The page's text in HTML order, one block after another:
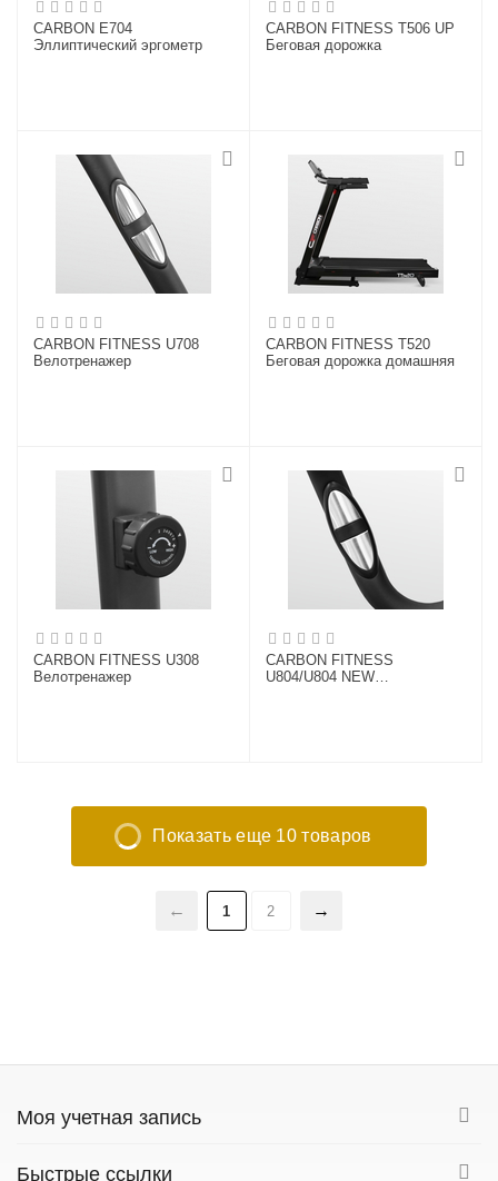
CARBON E704
Эллиптический эргометр
CARBON FITNESS T506 UP
Беговая дорожка
CARBON FITNESS U708
Велотренажер
CARBON FITNESS T520
Беговая дорожка домашняя
CARBON FITNESS U308
Велотренажер
CARBON FITNESS
U804/U804 NEW
Показать еще 10 товаров
1 2
Моя учетная запись
Быстрые ссылки